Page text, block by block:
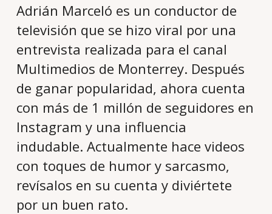
Adrián Marceló es un conductor de
televisión que se hizo viral por una
entrevista realizada para el canal
Multimedios de Monterrey. Después
de ganar popularidad, ahora cuenta
con más de 1 millón de seguidores en
Instagram y una influencia
indudable. Actualmente hace videos
con toques de humor y sarcasmo,
revísalos en su cuenta y diviértete
por un buen rato.